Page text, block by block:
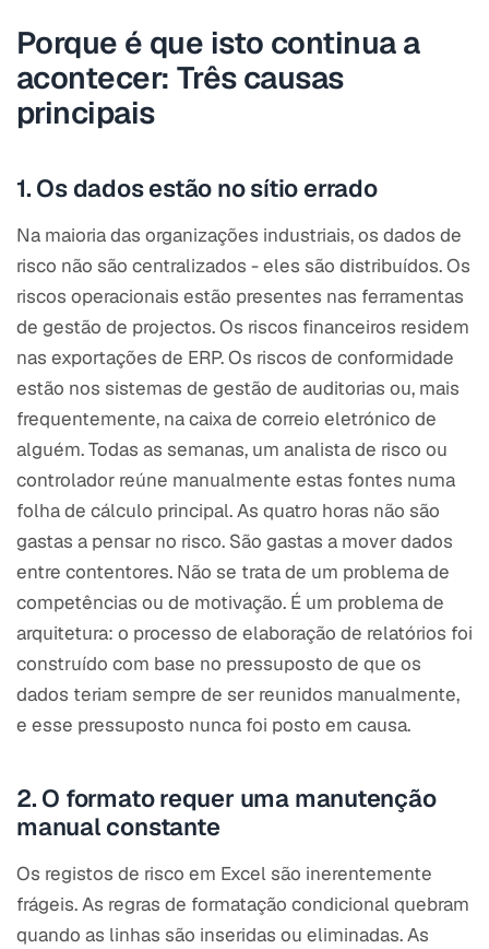
Porque é que isto continua a
acontecer: Três causas
principais
1. Os dados estão no sítio errado
Na maioria das organizações industriais, os dados de
risco não são centralizados - eles são distribuídos. Os
riscos operacionais estão presentes nas ferramentas
de gestão de projectos. Os riscos financeiros residem
nas exportações de ERP. Os riscos de conformidade
estão nos sistemas de gestão de auditorias ou, mais
frequentemente, na caixa de correio eletrónico de
alguém. Todas as semanas, um analista de risco ou
controlador reúne manualmente estas fontes numa
folha de cálculo principal. As quatro horas não são
gastas a pensar no risco. São gastas a mover dados
entre contentores. Não se trata de um problema de
competências ou de motivação. É um problema de
arquitetura: o processo de elaboração de relatórios foi
construído com base no pressuposto de que os
dados teriam sempre de ser reunidos manualmente,
e esse pressuposto nunca foi posto em causa.
2. O formato requer uma manutenção
manual constante
Os registos de risco em Excel são inerentemente
frágeis. As regras de formatação condicional quebram
quando as linhas são inseridas ou eliminadas. As